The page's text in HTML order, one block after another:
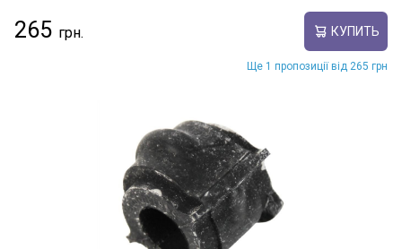
265 КУПИТЬ
Ще 1 пропозиції від 265 грн